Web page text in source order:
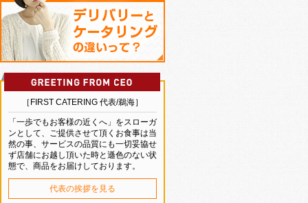
［FIRST CATERING 代表/鵜海］
「一歩でもお客様の近くへ」をスローガ
ンとして、ご提供させて頂くお食事は当
然の事、サービスの品質にも一切妥協せ
ず店舗にお越し頂いた時と遜色のない状
態で、商品をお届けしております。
代表の挨拶を見る